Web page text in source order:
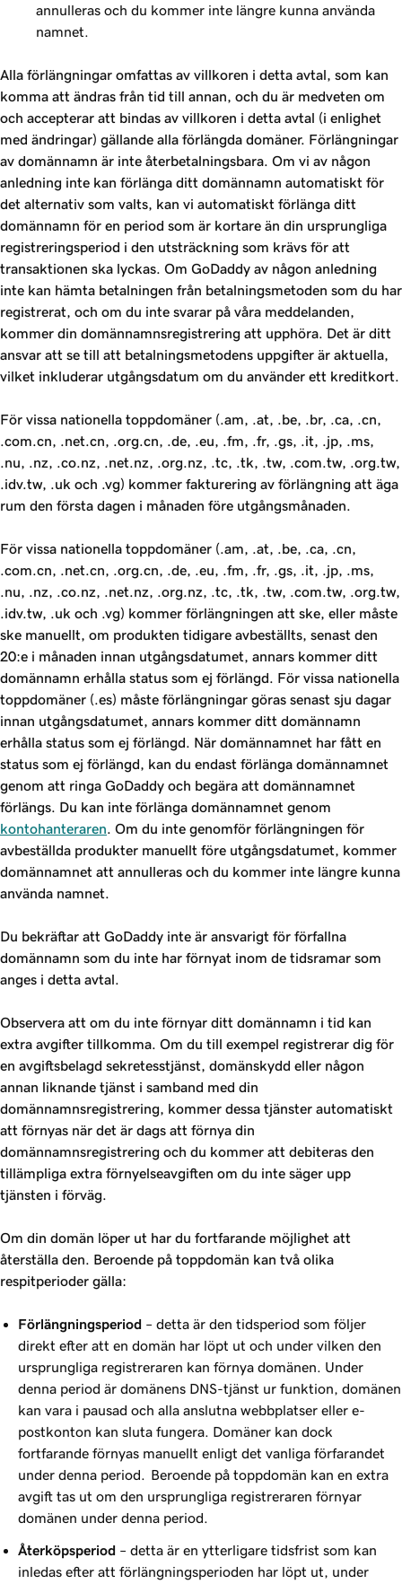
annulleras och du kommer inte längre kunna använda
namnet.
Alla förlängningar omfattas av villkoren i detta avtal, som kan
komma att ändras från tid till annan, och du är medveten om
och accepterar att bindas av villkoren i detta avtal (i enlighet
med ändringar) gällande alla förlängda domäner. Förlängningar
av domännamn är inte återbetalningsbara. Om vi av någon
anledning inte kan förlänga ditt domännamn automatiskt för
det alternativ som valts, kan vi automatiskt förlänga ditt
domännamn för en period som är kortare än din ursprungliga
registreringsperiod i den utsträckning som krävs för att
transaktionen ska lyckas. Om GoDaddy av någon anledning
inte kan hämta betalningen från betalningsmetoden som du har
registrerat, och om du inte svarar på våra meddelanden,
kommer din domännamnsregistrering att upphöra. Det är ditt
ansvar att se till att betalningsmetodens uppgifter är aktuella,
vilket inkluderar utgångsdatum om du använder ett kreditkort.
För vissa nationella toppdomäner (.am, .at, .be, .br, .ca, .cn,
.com.cn, .net.cn, .org.cn, .de, .eu, .fm, .fr, .gs, .it, .jp, .ms,
.nu, .nz, .co.nz, .net.nz, .org.nz, .tc, .tk, .tw, .com.tw, .org.tw,
.idv.tw, .uk och .vg) kommer fakturering av förlängning att äga
rum den första dagen i månaden före utgångsmånaden.
För vissa nationella toppdomäner (.am, .at, .be, .ca, .cn,
.com.cn, .net.cn, .org.cn, .de, .eu, .fm, .fr, .gs, .it, .jp, .ms,
.nu, .nz, .co.nz, .net.nz, .org.nz, .tc, .tk, .tw, .com.tw, .org.tw,
.idv.tw, .uk och .vg) kommer förlängningen att ske, eller måste
ske manuellt, om produkten tidigare avbeställts, senast den
20:e i månaden innan utgångsdatumet, annars kommer ditt
domännamn erhålla status som ej förlängd. För vissa nationella
toppdomäner (.es) måste förlängningar göras senast sju dagar
innan utgångsdatumet, annars kommer ditt domännamn
erhålla status som ej förlängd. När domännamnet har fått en
status som ej förlängd, kan du endast förlänga domännamnet
genom att ringa GoDaddy och begära att domännamnet
förlängs. Du kan inte förlänga domännamnet genom
kontohanteraren . Om du inte genomför förlängningen för
avbeställda produkter manuellt före utgångsdatumet, kommer
domännamnet att annulleras och du kommer inte längre kunna
använda namnet.
Du bekräftar att GoDaddy inte är ansvarigt för förfallna
domännamn som du inte har förnyat inom de tidsramar som
anges i detta avtal.
Observera att om du inte förnyar ditt domännamn i tid kan
extra avgifter tillkomma. Om du till exempel registrerar dig för
en avgiftsbelagd sekretesstjänst, domänskydd eller någon
annan liknande tjänst i samband med din
domännamnsregistrering, kommer dessa tjänster automatiskt
att förnyas när det är dags att förnya din
domännamnsregistrering och du kommer att debiteras den
tillämpliga extra förnyelseavgiften om du inte säger upp
tjänsten i förväg.
Om din domän löper ut har du fortfarande möjlighet att
återställa den. Beroende på toppdomän kan två olika
respitperioder gälla:
Förlängningsperiod – detta är den tidsperiod som följer
direkt efter att en domän har löpt ut och under vilken den
ursprungliga registreraren kan förnya domänen. Under
denna period är domänens DNS-tjänst ur funktion, domänen
kan vara i pausad och alla anslutna webbplatser eller e-
postkonton kan sluta fungera. Domäner kan dock
fortfarande förnyas manuellt enligt det vanliga förfarandet
under denna period. Beroende på toppdomän kan en extra
avgift tas ut om den ursprungliga registreraren förnyar
domänen under denna period.
Återköpsperiod – detta är en ytterligare tidsfrist som kan
inledas efter att förlängningsperioden har löpt ut, under